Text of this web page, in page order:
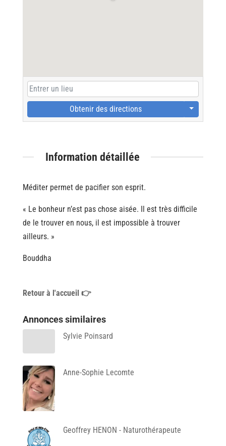
Obtenir des directions
Information détaillée
Méditer permet de pacifier son esprit.
« Le bonheur n’est pas chose aisée. Il est très difficile
de le trouver en nous, il est impossible à trouver
ailleurs. »
Bouddha
Retour à l'accueil 👉
Annonces similaires
Sylvie Poinsard
Anne-Sophie Lecomte
Geoffrey HENON - Naturothérapeute